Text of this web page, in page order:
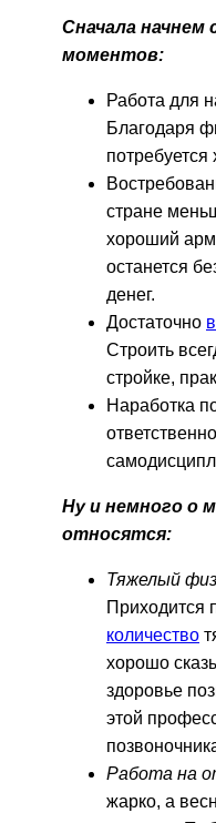
Сначала
моментов:
Работа для
Благодаря
потребуется
стране
хороший
останется
денег.
Достаточно
Строить
стройке,
Наработка
Ну и немного о
относятся:
Тяжелый
Приходится
количество
хорошо
здоровье
этой
Работа на
жарко, а